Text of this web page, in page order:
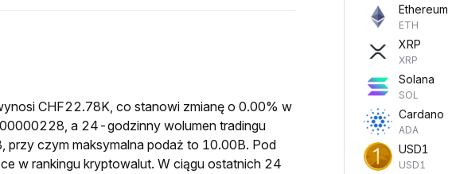
CHF22.78K, co stanowi zmianę o 0.00% w
a 24-godzinny wolumen tradingu
czym maksymalna podaż to 10.00B. Pod
w rankingu kryptowalut. W ciągu ostatnich 24
Ethereum
ETH
XRP
XRP
Solana
SOL
Cardano
ADA
USD1
USD1